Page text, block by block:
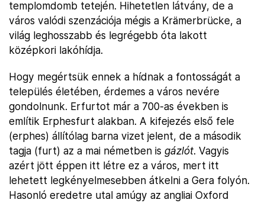
templomdomb tetején. Hihetetlen látvány, de a
város valódi szenzációja mégis a Krämerbrücke, a
világ leghosszabb és legrégebb óta lakott
középkori lakóhídja.
Hogy megértsük ennek a hídnak a fontosságát a
település életében, érdemes a város nevére
gondolnunk. Erfurtot már a 700-as években is
említik Erphesfurt alakban. A kifejezés első fele
(erphes) állítólag barna vizet jelent, de a második
tagja (furt) az a mai németben is gázlót. Vagyis
azért jött éppen itt létre ez a város, mert itt
lehetett legkényelmesebben átkelni a Gera folyón.
Hasonló eredetre utal amúgy az angliai Oxford